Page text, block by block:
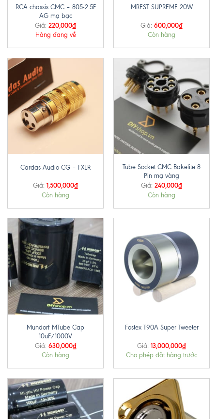
RCA chassis CMC – 805-2.5F
AG mạ bạc
Giá: 220,000₫
Hàng đang về
MREST SUPREME 20W
Giá: 600,000₫
Còn hàng
Cardas Audio CG – FXLR
Giá: 1,500,000₫
Còn hàng
Tube Socket CMC Bakelite 8
Pin mạ vàng
Giá: 240,000₫
Còn hàng
Mundorf MTube Cap
10uF/1000V
Giá: 630,000₫
Còn hàng
Fostex T90A Super Tweeter
Giá: 13,000,000₫
Cho phép đặt hàng trước